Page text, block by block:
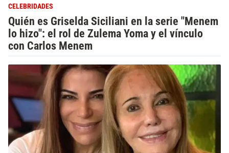
CELEBRIDADES
Quién es Griselda Siciliani en la serie "Menem
lo hizo": el rol de Zulema Yoma y el vínculo
con Carlos Menem